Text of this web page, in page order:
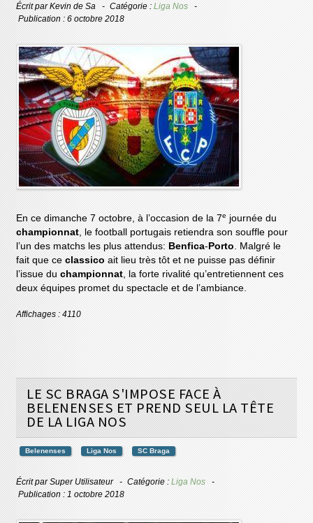
Écrit parKevin de Sa Catégorie :Liga Nos
Publication : 6 octobre 2018
En ce dimanche 7 octobre, à l’occasion de la 7e journée du
championnat , le football portugais retiendra son souffle pour
l’un des matchs les plus attendus: Benfica- Porto . Malgré le
fait que ceclassico ait lieu très tôt et ne puisse pas définir
l’issue duchampionnat , la forte rivalité qu’entretiennent ces
deux équipes promet du spectacle et de l’ambiance.
Affichages : 4110
LE SC BRAGA S'IMPOSE FACE À
BELENENSES ET PREND SEUL LA TÊTE
DE LA LIGA NOS
Belenenses Liga Nos SC Braga
Écrit parSuper Utilisateur Catégorie :Liga Nos
Publication : 1 octobre 2018